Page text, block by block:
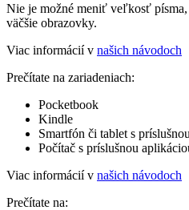
Nie je možné meniť veľkosť
väčšie obrazovky.
Viac informácií v našich návodoch
Prečítate na zariadeniach:
Pocketbook
Kindle
Smartfón či tablet s
Počítač s príslušnou
Viac informácií v našich návodoch
Prečítate na: